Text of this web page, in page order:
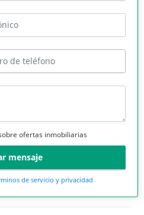
ofertas inmobiliarias
mensaje
de servicio y privacidad